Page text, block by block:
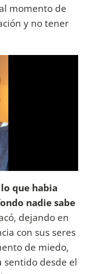
momento de
y no tener
que habia
nadie sabe
dejando en
con sus seres
de miedo,
desde el